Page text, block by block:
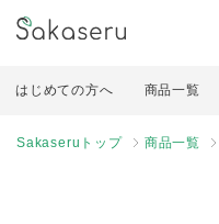
はじめての方へ 商品一覧
Sakaseruトップ 商品一覧